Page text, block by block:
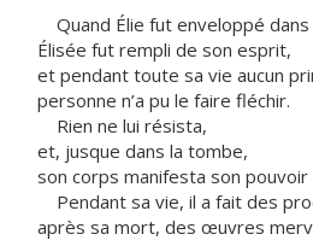
Quand Élie fut enveloppé
Élisée fut rempli de son esprit,
et pendant toute sa vie aucun
personne n’a pu le faire fléchir.
Rien ne lui résista,
et, jusque dans la tombe,
son corps manifesta son
Pendant sa vie, il a fait des
après sa mort, des œuvres